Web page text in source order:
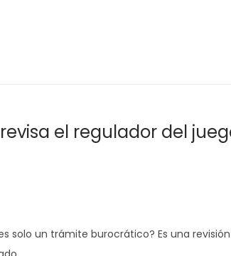
el regulador del
solo un trámite burocrático? Es una